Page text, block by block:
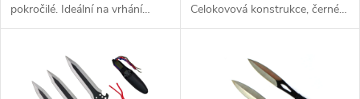
pokročilé. Ideální na vrhání
vrchem, spodem i metodou no-
Celokovová konstrukce, černé
zbarvení a červený oplet.